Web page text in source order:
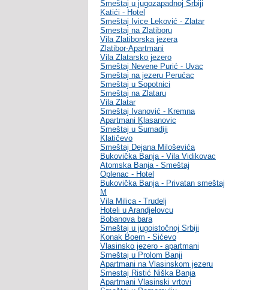
Smeštaj u jugozapadnoj Srbiji
Katići - Hotel
Smeštaj Ivice Leković - Zlatar
Smestaj na Zlatiboru
Vila Zlatiborska jezera
Zlatibor-Apartmani
Vila Zlatarsko jezero
Smeštaj Nevene Purić - Uvac
Smeštaj na jezeru Perućac
Smeštaj u Sopotnici
Smeštaj na Zlataru
Vila Zlatar
Smeštaj Ivanović - Kremna
Apartmani Klasanovic
Smeštaj u Šumadiji
Klatičevo
Smeštaj Dejana Miloševića
Bukovička Banja - Vila Vidikovac
Atomska Banja - Smeštaj
Oplenac - Hotel
Bukovička Banja - Privatan smeštaj
M
Vila Milica - Trudelj
Hoteli u Arandjelovcu
Bobanova bara
Smeštaj u jugoistočnoj Srbiji
Konak Boem - Sićevo
Vlasinsko jezero - apartmani
Smeštaj u Prolom Banji
Apartmani na Vlasinskom jezeru
Smestaj Ristić Niška Banja
Apartmani Vlasinski vrtovi